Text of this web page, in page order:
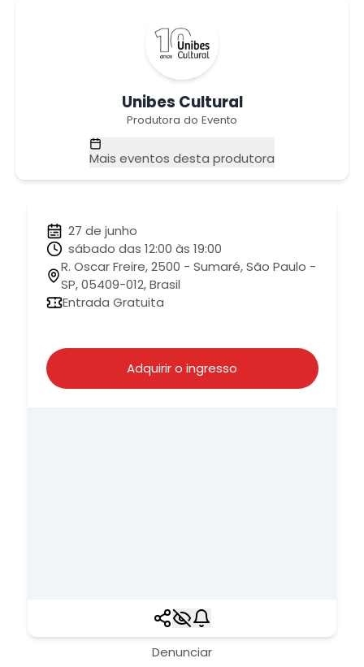
Unibes Cultural
Produtora do Evento
Mais eventos desta produtora
27 de junho
sábado das 12:00 às 19:00
R. Oscar Freire, 2500 - Sumaré, São Paulo -
SP, 05409-012, Brasil
Entrada Gratuita
Adquirir o ingresso
Denunciar